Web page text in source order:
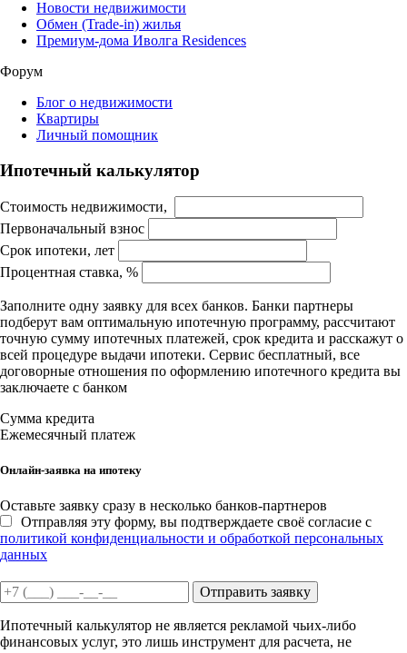
Новости недвижимости
Обмен (Trade-in) жилья
Премиум-дома Иволга Residences
Форум
Блог о недвижимости
Квартиры
Личный помощник
Ипотечный калькулятор
Стоимость недвижимости,
Первоначальный взнос
Срок ипотеки, лет
Процентная ставка, %
Заполните одну заявку для всех банков. Банки партнеры
подберут вам оптимальную ипотечную программу, рассчитают
точную сумму ипотечных платежей, срок кредита и расскажут о
всей процедуре выдачи ипотеки. Сервис бесплатный, все
договорные отношения по оформлению ипотечного кредита вы
заключаете с банком
Сумма кредита
Ежемесячный платеж
Онлайн-заявка на ипотеку
Оставьте заявку сразу в несколько банков-партнеров
Отправляя эту форму, вы подтверждаете своё согласие с
политикой конфиденциальности и обработкой персональных
данных
Отправить заявку
Ипотечный калькулятор не является рекламой чьих-либо
финансовых услуг, это лишь инструмент для расчета, не